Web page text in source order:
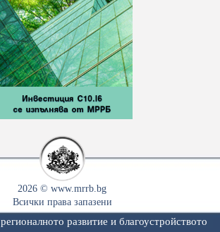
2026 © www.mrrb.bg
Всички права запазени
развитие и благоустройството